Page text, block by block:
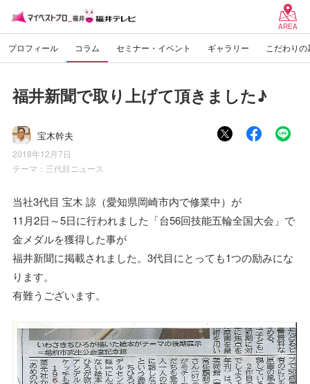
AREA
プロフィール コラム セミナー・イベント ギャラリー こだわりの
福井新聞で取り上げて頂きました♪
宝木幹夫
2018年12月7日
テーマ： 三代目ニュース
当社3代目 宝木 諒（愛知県岡崎市内で修業中）が
11月2日～5日に行われました「台56回技能五輪全国大会」で
金メダルを獲得した事が
福井新聞に掲載されました。3代目にとっても1つの励みにな
ります。
有難うございます。